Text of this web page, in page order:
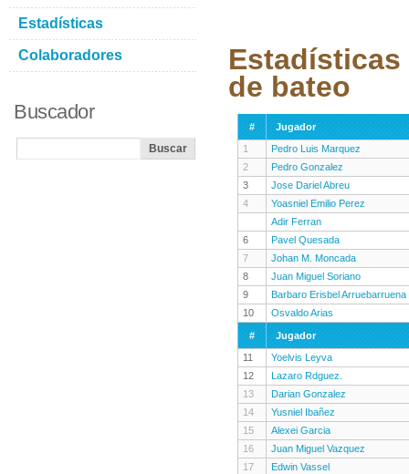
Estadísticas
de bateo
#
Jugador
1
Pedro Luis Marquez
2
Pedro Gonzalez
3
Jose Dariel Abreu
4
Yoasniel Emilio Perez
Adir Ferran
6
Pavel Quesada
7
Johan M. Moncada
8
Juan Miguel Soriano
9
Barbaro Erisbel Arruebarruena
10
Osvaldo Arias
#
Jugador
11
Yoelvis Leyva
12
Lazaro Rdguez.
13
Darian Gonzalez
14
Yusniel Ibañez
15
Alexei Garcia
16
Juan Miguel Vazquez
17
Edwin Vassel
Estadísticas
Colaboradores
Buscador